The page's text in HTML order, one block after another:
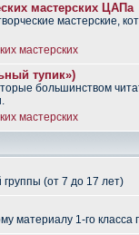
мастерских ЦАПа
мастерские,
мастерских
тупик»)
большинством
мастерских
(от 7 до 17 лет)
материалу 1-го класса